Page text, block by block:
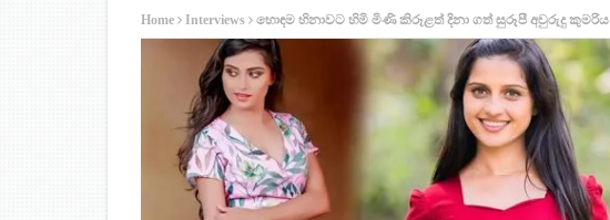
Home Interviews හොඳම හිනාවට හිමි මිණි කිරූළත් දිනා ගත් සුරූපී අවුරුදු කුමරිය